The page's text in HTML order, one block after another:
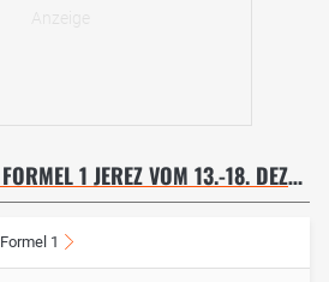
TESTFAHRT 15.12.05 - FORMEL 1 JEREZ VOM 13.-18. DEZEMBER
Formel 1